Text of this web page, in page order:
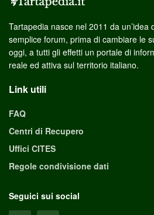
Tartapedia nasce nel 2011 da un’idea
semplice forum, prima di cambiare le
oggi, a tutti gli effetti un portale di
reale ed attiva sul territorio italiano.
Link utili
FAQ
Centri di Recupero
Uffici CITES
Regole condivisione dati
Seguici sui social